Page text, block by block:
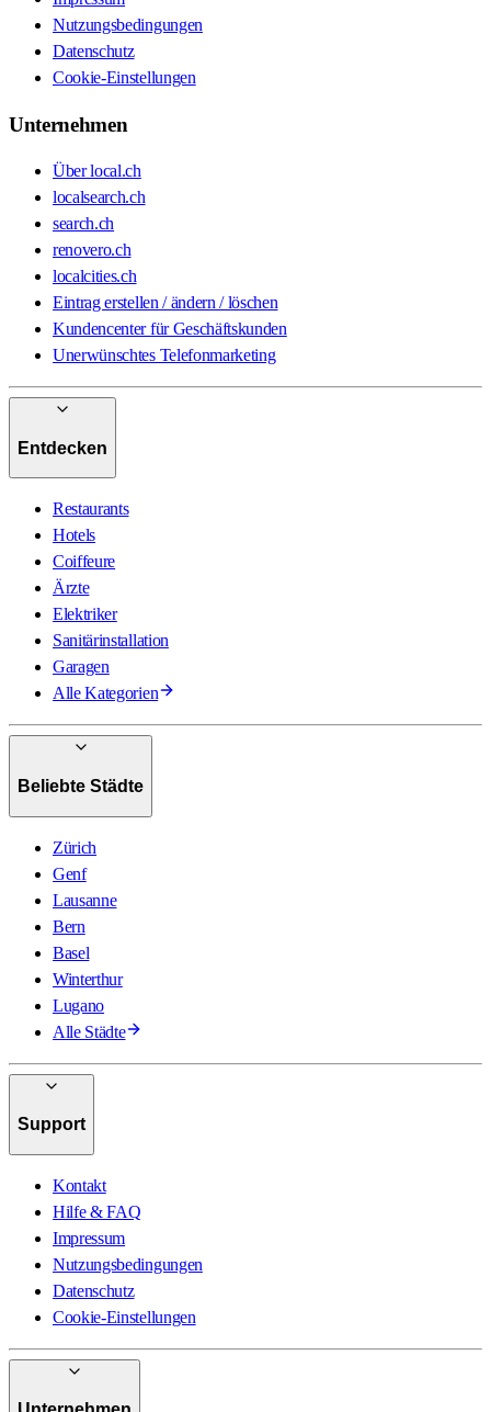
Nutzungsbedingungen
Datenschutz
Cookie-Einstellungen
Unternehmen
Über local.ch
localsearch.ch
search.ch
renovero.ch
localcities.ch
Eintrag erstellen / ändern / löschen
Kundencenter für Geschäftskunden
Unerwünschtes Telefonmarketing
Entdecken
Restaurants
Hotels
Coiffeure
Ärzte
Elektriker
Sanitärinstallation
Garagen
Alle Kategorien
Beliebte Städte
Zürich
Genf
Lausanne
Bern
Basel
Winterthur
Lugano
Alle Städte
Support
Kontakt
Hilfe & FAQ
Impressum
Nutzungsbedingungen
Datenschutz
Cookie-Einstellungen